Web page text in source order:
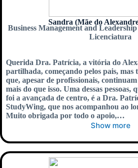
Sandra (Mãe do
Business Management and
Licenciatura
Querida Dra. Patrícia, a vitória do
partilhada, começando pelos pais, mas
que, apesar de profissionais,
mais do que isso. Uma dessas pessoas,
foi a avançada de centro, é a Dra.
StudyWing, que nos acompanhou ao
Muito obrigada por todo o apoio,…
Show more